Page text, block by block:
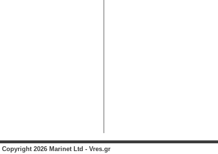
Copyright 2026 Marinet Ltd - Vres.gr